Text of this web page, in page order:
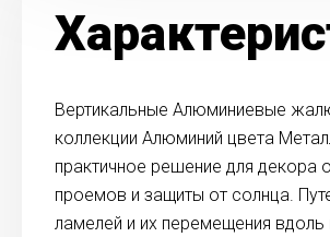
Вертикальные Алюминиевые
коллекции Алюминий цвета
практичное решение для декора
проемов и защиты от солнца.
ламелей и их перемещения вдоль